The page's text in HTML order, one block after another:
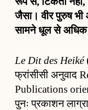
जैसा। वीर पुरुष भी
सामने धूल से
Le Dit des Heiké
फ्रांसीसी अनुवाद
Publications
पुनः प्रकाशन